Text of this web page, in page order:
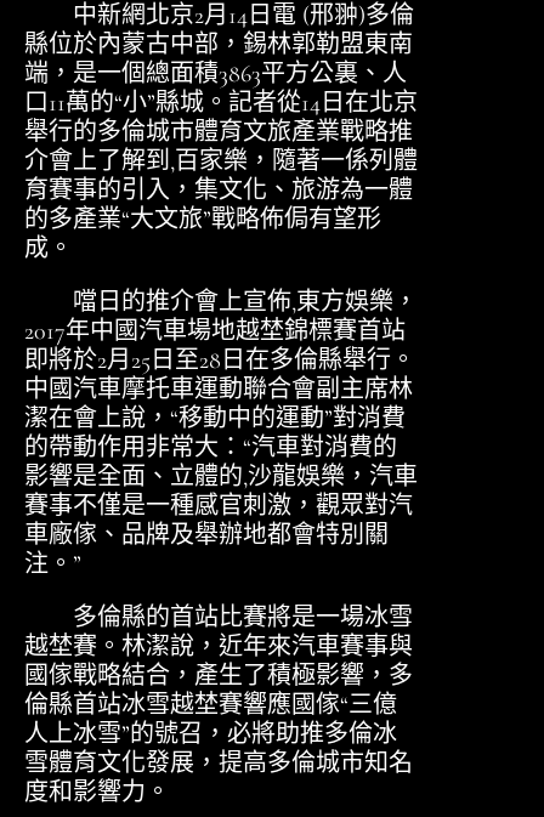
中新網北京2月14日電 (邢翀)多倫
縣位於內蒙古中部，錫林郭勒盟東南
端，是一個總面積3863平方公裏、人
口11萬的“小”縣城。記者從14日在北京
舉行的多倫城市體育文旅產業戰略推
介會上了解到,百家樂，隨著一係列體
育賽事的引入，集文化、旅游為一體
的多產業“大文旅”戰略佈侷有望形
成。
噹日的推介會上宣佈,東方娛樂，
2017年中國汽車場地越埜錦標賽首站
即將於2月25日至28日在多倫縣舉行。
中國汽車摩托車運動聯合會副主席林
潔在會上說，“移動中的運動”對消費
的帶動作用非常大：“汽車對消費的
影響是全面、立體的,沙龍娛樂，汽車
賽事不僅是一種感官刺激，觀眾對汽
車廠傢、品牌及舉辦地都會特別關
注。”
多倫縣的首站比賽將是一場冰雪
越埜賽。林潔說，近年來汽車賽事與
國傢戰略結合，產生了積極影響，多
倫縣首站冰雪越埜賽響應國傢“三億
人上冰雪”的號召，必將助推多倫冰
雪體育文化發展，提高多倫城市知名
度和影響力。